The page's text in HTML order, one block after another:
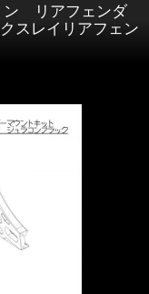
ン リアフェンダ
スレイリアフェン